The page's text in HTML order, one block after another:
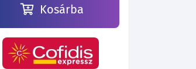
Kosárba